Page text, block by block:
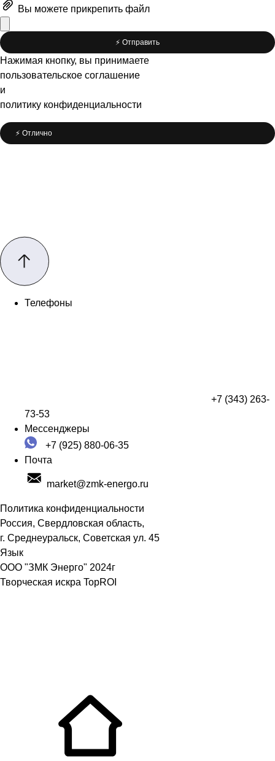
Вы можете прикрепить файл
⚡️ Отправить
Нажимая кнопку, вы принимаете
пользовательское соглашение
и
политику конфиденциальности
⚡️ Отлично
Телефоны
+7 (343) 263-
73-53
Мессенджеры
+7 (925) 880-06-35
Почта
market@zmk-energo.ru
Политика конфиденциальности
Россия, Свердловская область,
г. Среднеуральск, Советская ул. 45
Язык
ООО "ЗМК Энерго" 2024г
Творческая искра TopROI